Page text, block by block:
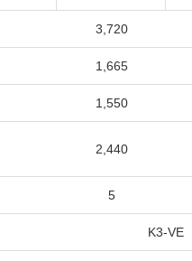
3,720
1,665
1,550
2,440
5
K3-VE